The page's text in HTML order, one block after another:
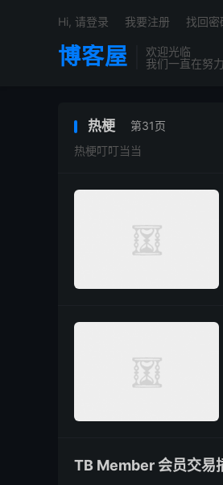
博客屋
欢迎光临
我们一直在努力
Hi, 请登录 我要注册 找回密
热梗
第31页
热梗叮叮当当
TB Member 会员交易